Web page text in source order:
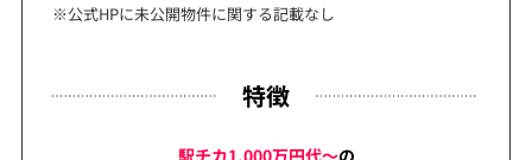
※公式HPに未公開物件に関する記載なし
特徴
駅チカ1,000万円代～の